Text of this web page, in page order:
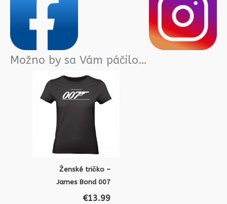
Možno by sa Vám páčilo…
Ženské tričko –
James Bond 007
€13.99